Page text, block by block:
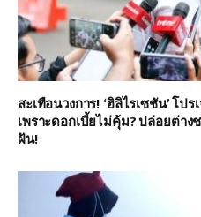
สะเทือนวงการ! ‘ฮิลิไรเซชัน’ โ
เพราะดอกเบี้ยไม่คุ้ม? ปล่อยต่า
ฝัน!